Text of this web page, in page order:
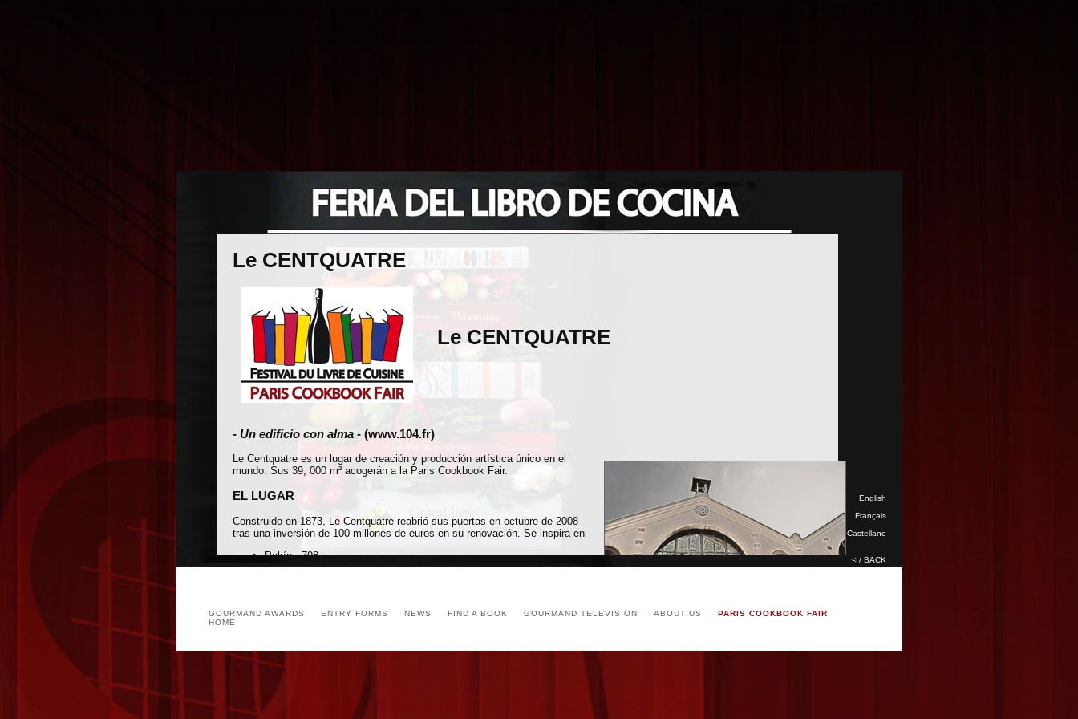
Le CENTQUATRE
Le CENTQUATRE
- Un edificio con alma -(www.104.fr)
Le Centquatre es un lugar de creación y producción artística único en el
mundo. Sus 39, 000 m² acogerán a la Paris Cookbook Fair.
EL LUGAR
Construido en 1873, Le Centquatre reabrió sus puertas en octubre de 2008
tras una inversión de 100 millones de euros en su renovación. Se inspira en
Pekín - 798
Berlín - Radialsystem
LOCALIZACIÓN
Metro: Estación Riquet, línea 7
Bus: Líneas 54, 60 ; paradas en Riquet, Crimée/Curial
Transbordador “La traverse” – paradas en Riquet, Curial/Archereau
Vélib': (servicio municipal de alquiler de bicis) disponibles en la rue d’Aubervilliers, rue Curial, rue Riquet, avenue de Flandre,
quai de la Seine y rue Tanger.
English
Français
Castellano
< / BACK
GOURMAND AWARDS ENTRY FORMS NEWS FIND A BOOK GOURMAND TELEVISION ABOUT US
PARIS COOKBOOK FAIR
HOME